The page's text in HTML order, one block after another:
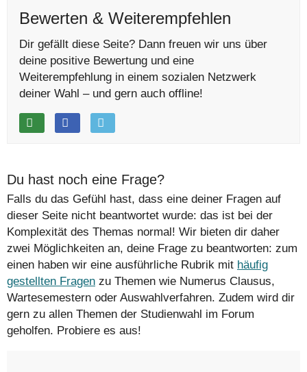
Bewerten & Weiterempfehlen
Dir gefällt diese Seite? Dann freuen wir uns über
deine positive Bewertung und eine
Weiterempfehlung in einem sozialen Netzwerk
deiner Wahl – und gern auch offline!
Du hast noch eine Frage?
Falls du das Gefühl hast, dass eine deiner Fragen auf
dieser Seite nicht beantwortet wurde: das ist bei der
Komplexität des Themas normal! Wir bieten dir daher
zwei Möglichkeiten an, deine Frage zu beantworten: zum
einen haben wir eine ausführliche Rubrik mit häufig
gestellten Fragen zu Themen wie Numerus Clausus,
Wartesemestern oder Auswahlverfahren. Zudem wird dir
gern zu allen Themen der Studienwahl im Forum
geholfen. Probiere es aus!